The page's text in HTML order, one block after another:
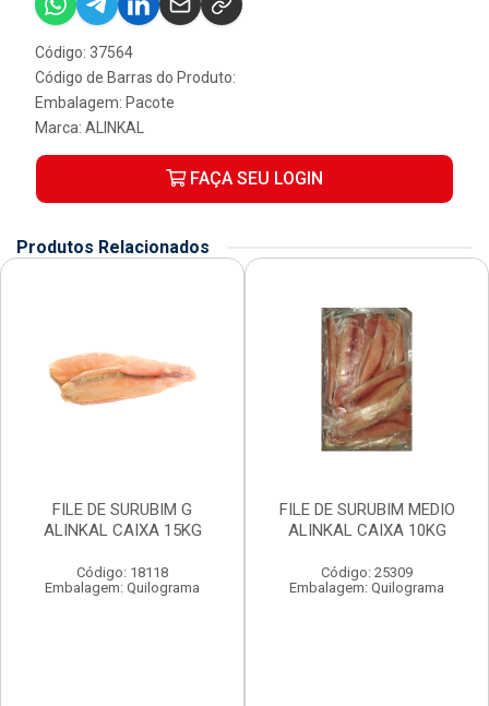
Código: 37564
Código de Barras do Produto:
Embalagem: Pacote
Marca: ALINKAL
FAÇA SEU LOGIN
Produtos Relacionados
FILE DE SURUBIM G
ALINKAL CAIXA 15KG
Código: 18118
Embalagem: Quilograma
FILE DE SURUBIM MEDIO
ALINKAL CAIXA 10KG
Código: 25309
Embalagem: Quilograma